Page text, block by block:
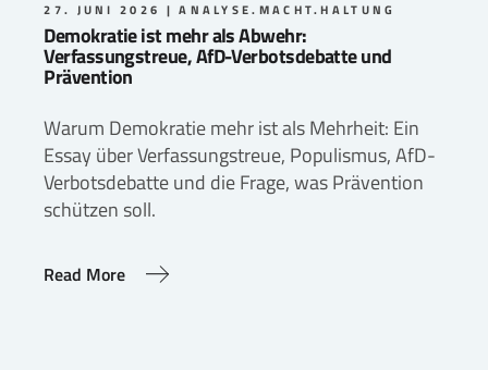
27. JUNI 2026 ANALYSE.MACHT.HALTUNG
Demokratie ist mehr als Abwehr:
Verfassungstreue, AfD-Verbotsdebatte und
Prävention
Warum Demokratie mehr ist als Mehrheit: Ein
Essay über Verfassungstreue, Populismus, AfD-
Verbotsdebatte und die Frage, was Prävention
schützen soll.
Read More